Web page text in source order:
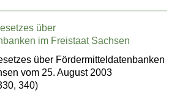
über
im Freistaat Sachsen
über Fördermitteldatenbanken
vom 25. August 2003
340)